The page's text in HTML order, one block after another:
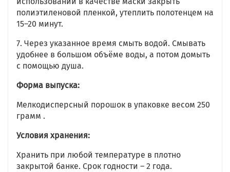
полиэтиленовой пленкой, утеплить полотенцем на
15–20 минут.
7. Через указанное время смыть водой. Смывать
удобнее в большом объёме воды, а потом домыть
с помощью душа.
Форма выпуска:
Мелкодисперсный порошок в упаковке весом 250
грамм .
Условия хранения:
Хранить при любой температуре в плотно
закрытой банке. Срок годности – 2 года.